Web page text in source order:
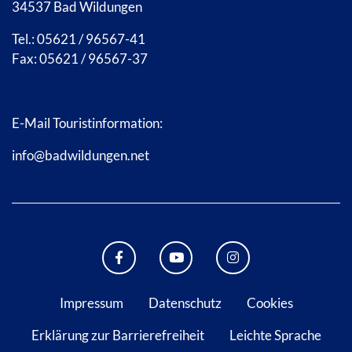
34537 Bad Wildungen
Tel.: 05621 / 96567-41
Fax: 05621 / 96567-37
E-Mail Touristinformation:
info@badwildungen.net
FACEBOOK BAD WILDUNGEN
YOUTUBE KANAL STADT
INSTAGRAM
Impressum Datenschutz
Cookies
Erklärung zur Barrierefreiheit
Leichte Sprache